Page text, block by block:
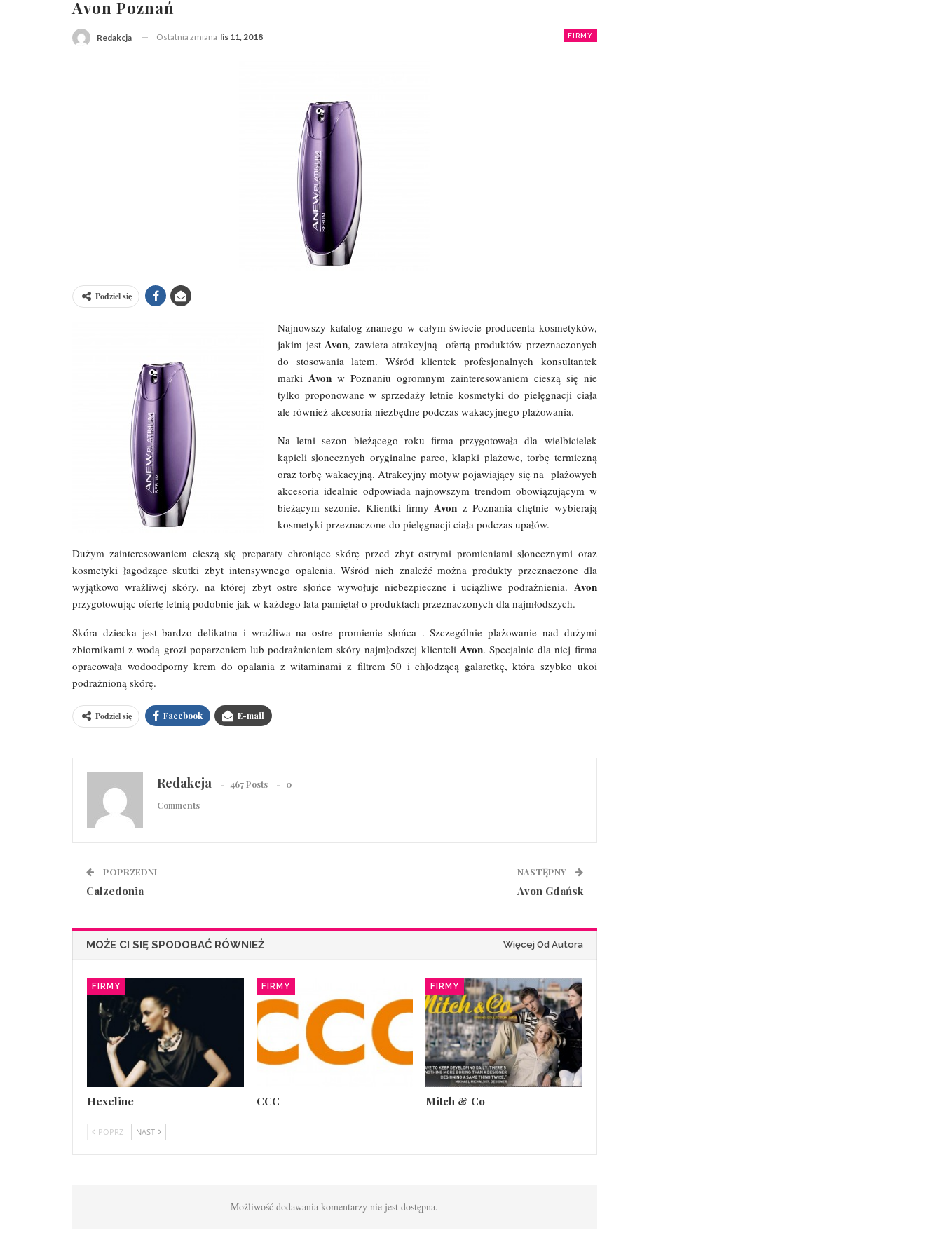
Avon Poznań
FIRMY
Redakcja Ostatnia zmiana lis 11, 2018
Podziel się
Najnowszy katalog znanego w całym świecie producenta kosmetyków,
jakim jest Avon, zawiera atrakcyjną ofertą produktów przeznaczonych
do stosowania latem. Wśród klientek profesjonalnych konsultantek
marki Avonw Poznaniu ogromnym zainteresowaniem cieszą się nie
tylko proponowane w sprzedaży letnie kosmetyki do pielęgnacji ciała
ale również akcesoria niezbędne podczas wakacyjnego plażowania.
Na letni sezon bieżącego roku firma przygotowała dla wielbicielek
kąpieli słonecznych oryginalne pareo, klapki plażowe, torbę termiczną
oraz torbę wakacyjną. Atrakcyjny motyw pojawiający się na plażowych
akcesoria idealnie odpowiada najnowszym trendom obowiązującym w
bieżącym sezonie. Klientki firmy Avon z Poznania chętnie wybierają
kosmetyki przeznaczone do pielęgnacji ciała podczas upałów.
Dużym zainteresowaniem cieszą się preparaty chroniące skórę przed zbyt ostrymi promieniami słonecznymi oraz
kosmetyki łagodzące skutki zbyt intensywnego opalenia. Wśród nich znaleźć można produkty przeznaczone dla
wyjątkowo wrażliwej skóry, na której zbyt ostre słońce wywołuje niebezpieczne i uciążliwe podrażnienia. Avon
przygotowując ofertę letnią podobnie jak w każdego lata pamiętał o produktach przeznaczonych dla najmłodszych.
Skóra dziecka jest bardzo delikatna i wrażliwa na ostre promienie słońca . Szczególnie plażowanie nad dużymi
zbiornikami z wodą grozi poparzeniem lub podrażnieniem skóry najmłodszej klienteli Avon. Specjalnie dla niej firma
opracowała wodoodporny krem do opalania z witaminami z filtrem 50 i chłodzącą galaretkę, która szybko ukoi
podrażnioną skórę.
Podziel się Facebook E-mail
Redakcja 467 Posts
0
Comments
POPRZEDNI
Calzedonia
NASTĘPNY
Avon Gdańsk
MOŻE CI SIĘ SPODOBAĆ RÓWNIEŻ Więcej Od Autora
FIRMY
Hexeline
FIRMY
CCC
FIRMY
Mitch & Co
POPRZ NAST
Możliwość dodawania komentarzy nie jest dostępna.